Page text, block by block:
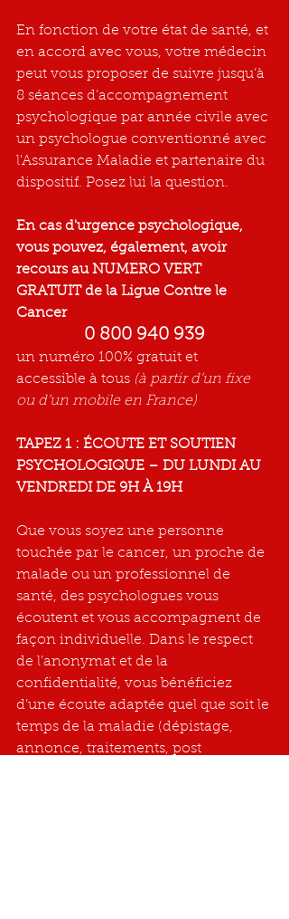
En fonction de votre état de santé, et
en accord avec vous, votre médecin
peut vous proposer de suivre jusqu’à
8 séances d’accompagnement
psychologique par année civile avec
un psychologue conventionné avec
l'Assurance Maladie et partenaire du
dispositif. Posez lui la question.
En cas d'urgence psychologique,
vous pouvez, également, avoir
recours au NUMERO VERT
GRATUIT de la Ligue Contre le
Cancer
0 800 940 939
un numéro 100% gratuit et
accessible à tous (à partir d’un fixe
ou d’un mobile en France)
TAPEZ 1 : ÉCOUTE ET SOUTIEN
PSYCHOLOGIQUE – DU LUNDI AU
VENDREDI DE 9H À 19H
Que vous soyez une personne
touchée par le cancer, un proche de
malade ou un professionnel de
santé, des psychologues vous
écoutent et vous accompagnent de
façon individuelle. Dans le respect
de l’anonymat et de la
confidentialité, vous bénéficiez
d’une écoute adaptée quel que soit le
temps de la maladie (dépistage,
annonce, traitements, post